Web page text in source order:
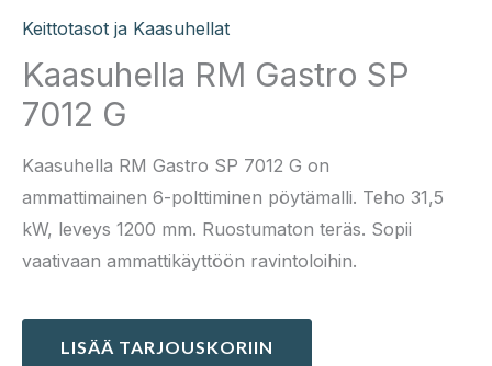
Keittotasot ja Kaasuhellat
Kaasuhella RM Gastro SP
7012 G
Kaasuhella RM Gastro SP 7012 G on
ammattimainen 6-polttiminen pöytämalli. Teho 31,5
kW, leveys 1200 mm. Ruostumaton teräs. Sopii
vaativaan ammattikäyttöön ravintoloihin.
LISÄÄ TARJOUSKORIIN